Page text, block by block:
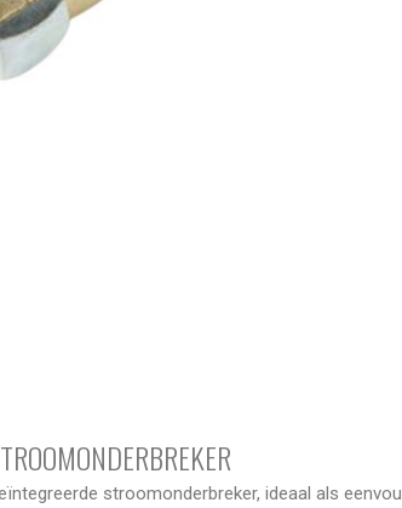
stroomonderbreker, ideaal als